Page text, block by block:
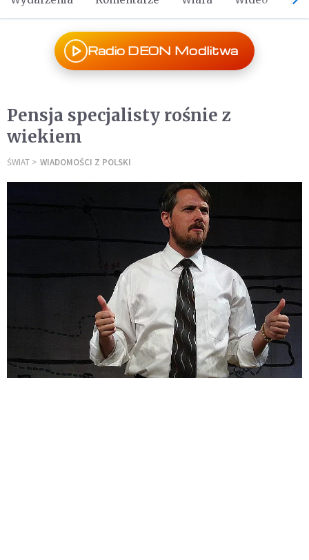
Radio DEON Modlitwa
Pensja specjalisty rośnie z
wiekiem
ŚWIAT WIADOMOŚCI Z POLSKI